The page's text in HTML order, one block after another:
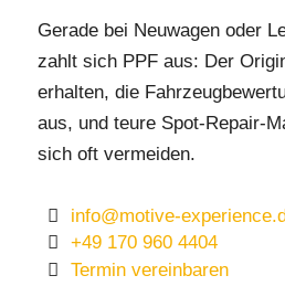
Gerade bei Neuwagen oder
zahlt sich PPF aus: Der
erhalten, die
aus, und teure Spot-Repair-
sich oft vermeiden.
info@motive-
+49 170 960 4404
Termin vereinbaren